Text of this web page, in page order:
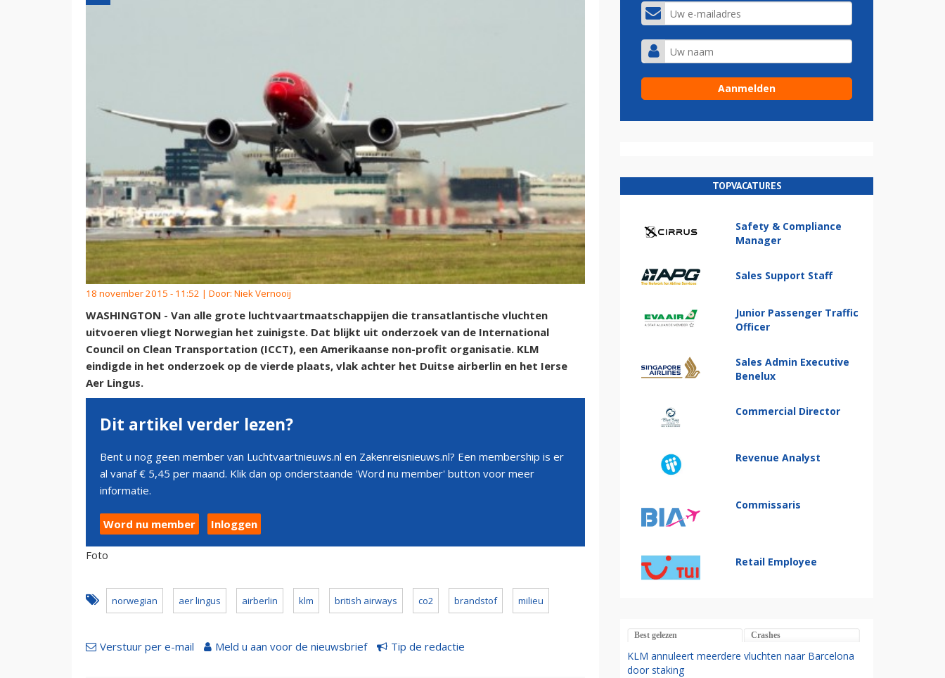
18 november 2015 - 11:52 | Door: Niek Vernooij
WASHINGTON - Van alle grote luchtvaartmaatschappijen die transatlantische vluchten
uitvoeren vliegt Norwegian het zuinigste. Dat blijkt uit onderzoek van de International
Council on Clean Transportation (ICCT), een Amerikaanse non-profit organisatie. KLM
eindigde in het onderzoek op de vierde plaats, vlak achter het Duitse airberlin en het Ierse
Aer Lingus.
Dit artikel verder lezen?
Bent u nog geen member van Luchtvaartnieuws.nl en Zakenreisnieuws.nl? Een membership is er
al vanaf € 5,45 per maand. Klik dan op onderstaande 'Word nu member' button voor meer
informatie.
Word nu member Inloggen
Foto
norwegian aer lingus airberlin klm british airways co2 brandstof milieu
Verstuur per e-mail Meld u aan voor de nieuwsbrief Tip de redactie
TOPVACATURES
Safety & Compliance
Manager
Sales Support Staff
Junior Passenger Traffic
Officer
Sales Admin Executive
Benelux
Commercial Director
Revenue Analyst
Commissaris
Retail Employee
Best gelezen Crashes
KLM annuleert meerdere vluchten naar Barcelona
door staking